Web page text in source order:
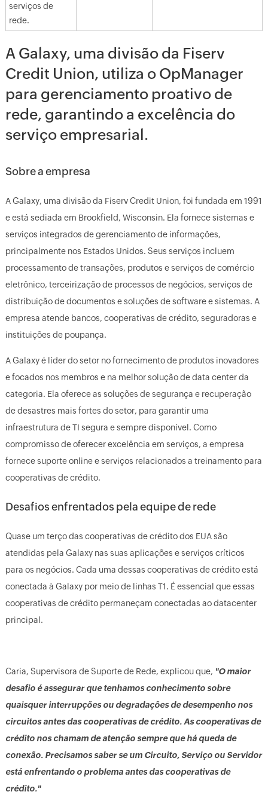
serviços de
rede.
A Galaxy, uma divisão da Fiserv
Credit Union, utiliza o OpManager
para gerenciamento proativo de
rede, garantindo a excelência do
serviço empresarial.
Sobre a empresa
A Galaxy, uma divisão da Fiserv Credit Union, foi fundada em 1991
e está sediada em Brookfield, Wisconsin. Ela fornece sistemas e
serviços integrados de gerenciamento de informações,
principalmente nos Estados Unidos. Seus serviços incluem
processamento de transações, produtos e serviços de comércio
eletrônico, terceirização de processos de negócios, serviços de
distribuição de documentos e soluções de software e sistemas. A
empresa atende bancos, cooperativas de crédito, seguradoras e
instituições de poupança.
A Galaxy é líder do setor no fornecimento de produtos inovadores
e focados nos membros e na melhor solução de data center da
categoria. Ela oferece as soluções de segurança e recuperação
de desastres mais fortes do setor, para garantir uma
infraestrutura de TI segura e sempre disponível. Como
compromisso de oferecer excelência em serviços, a empresa
fornece suporte online e serviços relacionados a treinamento para
cooperativas de crédito.
Desafios enfrentados pela equipe de rede
Quase um terço das cooperativas de crédito dos EUA são
atendidas pela Galaxy nas suas aplicações e serviços críticos
para os negócios. Cada uma dessas cooperativas de crédito está
conectada à Galaxy por meio de linhas T1. É essencial que essas
cooperativas de crédito permaneçam conectadas ao datacenter
principal.
Caria, Supervisora de Suporte de Rede, explicou que, "O maior
desafio é assegurar que tenhamos conhecimento sobre
quaisquer interrupções ou degradações de desempenho nos
circuitos antes das cooperativas de crédito. As cooperativas de
crédito nos chamam de atenção sempre que há queda de
conexão. Precisamos saber se um Circuito, Serviço ou Servidor
está enfrentando o problema antes das cooperativas de
crédito."